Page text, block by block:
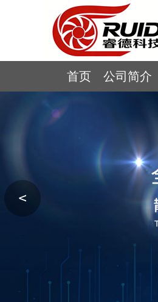
首页 公司简介